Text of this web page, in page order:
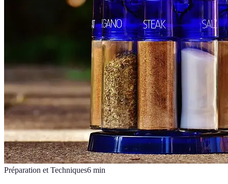
Préparation et Techniques6 min